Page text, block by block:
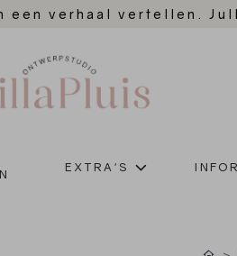
een verhaal vertellen.
EXTRA'S